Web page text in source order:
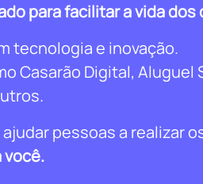
para facilitar a vida
tecnologia e inovação.
Casarão Digital, Aluguel
pessoas a realizar
você.